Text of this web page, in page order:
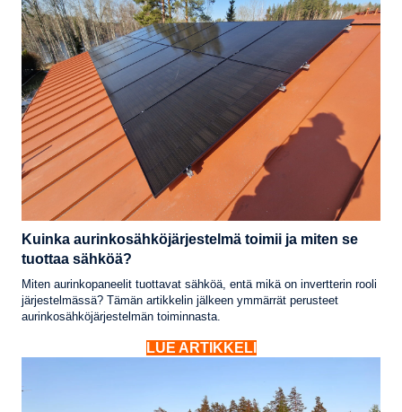
Kuinka aurinkosähköjärjestelmä toimii ja miten se
tuottaa sähköä?
Miten aurinkopaneelit tuottavat sähköä, entä mikä on invertterin rooli
järjestelmässä? Tämän artikkelin jälkeen ymmärrät perusteet
aurinkosähköjärjestelmän toiminnasta.
LUE ARTIKKELI